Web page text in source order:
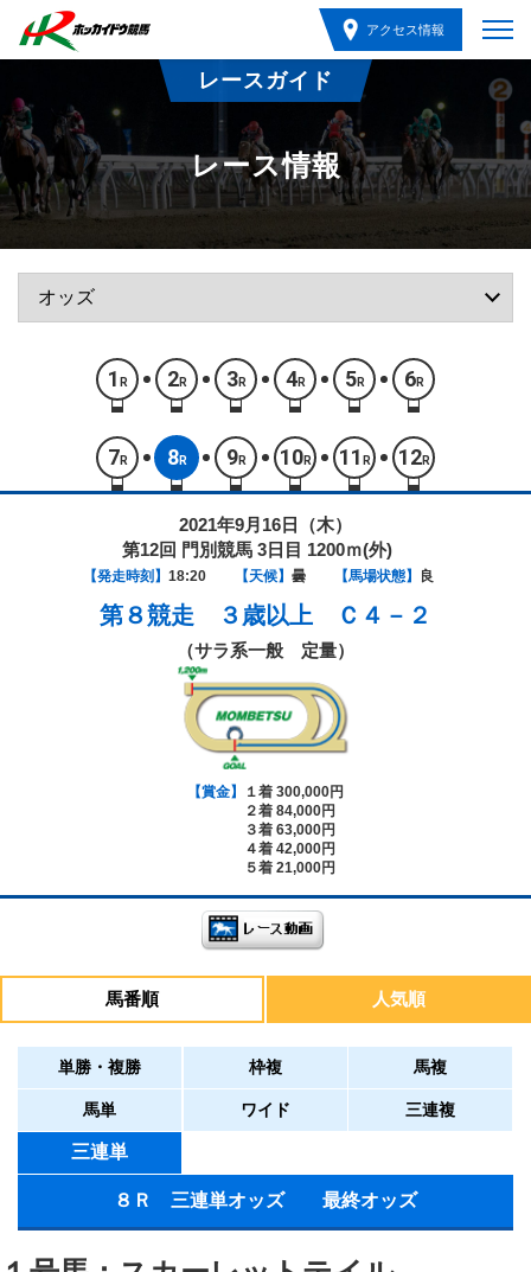
アクセス情報
レースガイド
レース情報
1 R 2R 3R 4R 5R 6R
7 R 8R 9R 10R 11 R 12R
2021年9月16日（木）
第12回 門別競馬 3日目 1200ｍ(外)
【発走時刻】 18:20 【天候】 曇 【馬場状態】 良
第８競走 ３歳以上 Ｃ４－２
（サラ系一般 定量）
【賞金】
１着 300,000円
２着 84,000円
３着 63,000円
４着 42,000円
５着 21,000円
馬番順 人気順
単勝・複勝 枠複 馬複
馬単 ワイド 三連複
三連単
８Ｒ 三連単オッズ 最終オッズ